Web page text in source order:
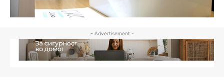
- Advertisement -